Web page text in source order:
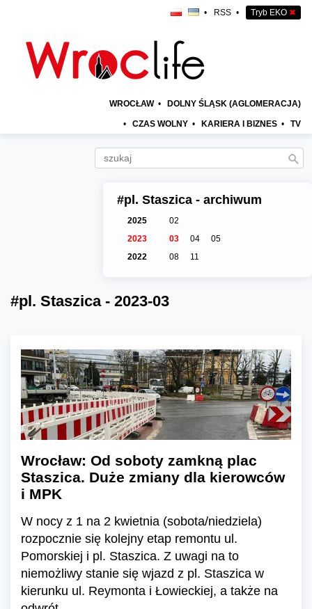
• RSS • Tryb EKO ✖
WROCŁAW • DOLNY ŚLĄSK (AGLOMERACJA)
• CZAS WOLNY • KARIERA I BIZNES • TV
#pl. Staszica - archiwum
2025
02
2023
03 04
05
2022
08 11
#pl. Staszica - 2023-03
Wrocław: Od soboty zamkną plac
Staszica. Duże zmiany dla kierowców
i MPK
W nocy z 1 na 2 kwietnia (sobota/niedziela)
rozpocznie się kolejny etap remontu ul.
Pomorskiej i pl. Staszica. Z uwagi na to
niemożliwy stanie się wjazd z pl. Staszica w
kierunku ul. Reymonta i Łowieckiej, a także na